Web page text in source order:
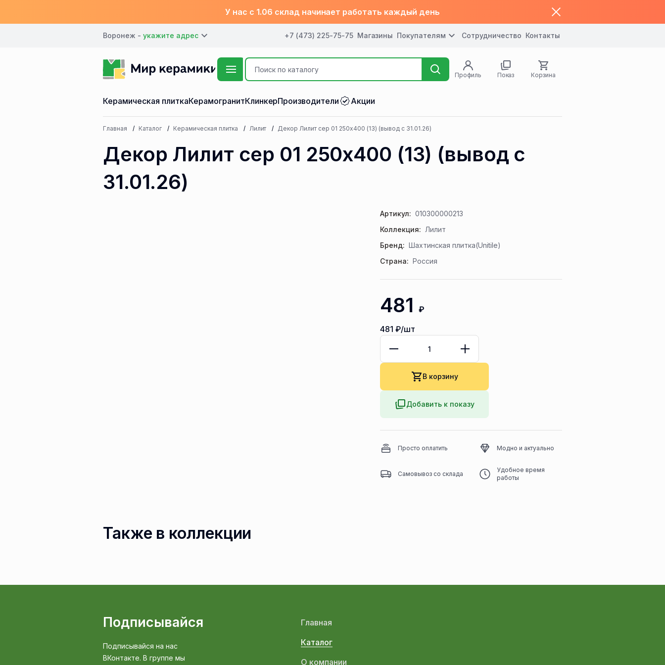
У нас с 1.06 склад начинает работать каждый день
Воронеж - +7 (473) 225-75-75 Магазины Покупателям Сотрудничество Контакты
Профиль Показ Корзина
Керамическая плиткаКерамогранитКлинкерПроизводители Акции
Главная Каталог Керамическая плитка Лилит Декор Лилит сер 01 250х400 (13) (вывод с 31.01.26)
Декор Лилит сер 01 250х400 (13) (вывод с
31.01.26)
Артикул: 010300000213
Коллекция: Лилит
Бренд: Шахтинская плитка(Unitile)
Страна: Россия
481 ₽
481 ₽/шт
В корзину
Добавить к показу
Просто оплатить Модно и актуально
Самовывоз со склада
Удобное время
работы
Также в коллекции
Подписывайся
Подписывайся на нас
ВКонтакте. В группе мы
Главная
Каталог
О компании